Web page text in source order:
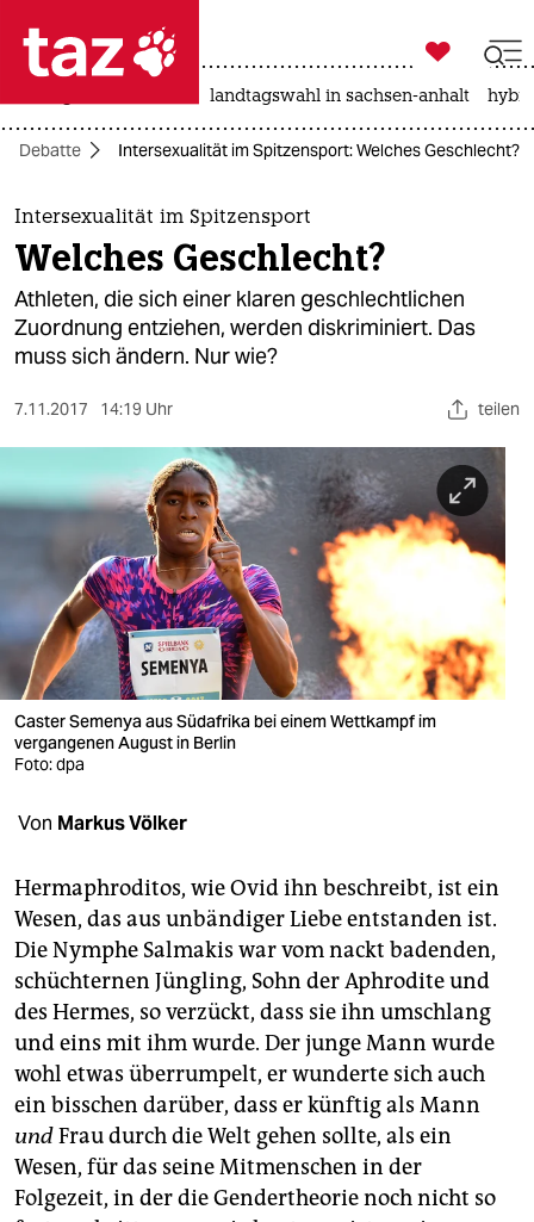
 taz zahl ich
taz zahl ich
themen
politik
öko
sport
nord
wahrheit
verlag
verlag
shop
fragen & hilfe
unterstützen
abo
genossenschaft
epaper login

taz zahl ich
landtagswahl in sachsen-anhalt
Debatte Intersexualität im Spitzensport: Welches Geschlecht?
Intersexualität im Spitzensport
Welches Geschlecht?
Athleten, die sich einer klaren geschlechtlichen
Zuordnung entziehen, werden diskriminiert. Das
muss sich ändern. Nur wie?
7.11.2017 14:19 Uhr teilen
Caster Semenya aus Südafrika bei einem Wettkampf im
vergangenen August in Berlin
Foto: dpa
Von Markus Völker
Hermaphroditos, wie Ovid ihn beschreibt, ist ein
Wesen, das aus unbändiger Liebe entstanden ist.
Die Nymphe Salmakis war vom nackt badenden,
schüchternen Jüngling, Sohn der Aphrodite und
des Hermes, so verzückt, dass sie ihn umschlang
und eins mit ihm wurde. Der junge Mann wurde
wohl etwas überrumpelt, er wunderte sich auch
ein bisschen darüber, dass er künftig als Mann
undFrau durch die Welt gehen sollte, als ein
Wesen, für das seine Mitmenschen in der
Folgezeit, in der die Gendertheorie noch nicht so